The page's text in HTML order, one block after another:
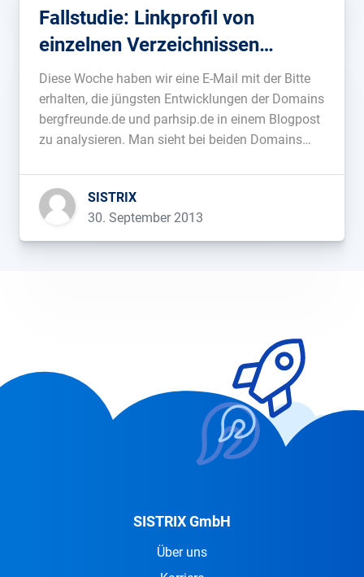
Fallstudie: Linkprofil von
einzelnen Verzeichnissen
beachten
Diese Woche haben wir eine E-Mail mit der Bitte
erhalten, die jüngsten Entwicklungen der Domains
bergfreunde.de und parhsip.de in einem Blogpost
zu analysieren. Man sieht bei beiden Domains
Sichtbarkeitsindex in den beiden Wochen nach
dem 16.09.2013. Wenn mehrere Domains zum
gleichen Zeitpunkt eine ähnliche Entwicklung […]...
SISTRIX
30. September 2013
SISTRIX GmbH
Über uns